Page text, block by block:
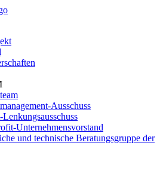
Ausschuss
Unternehmensvorstand
und technische Beratungsgruppe der